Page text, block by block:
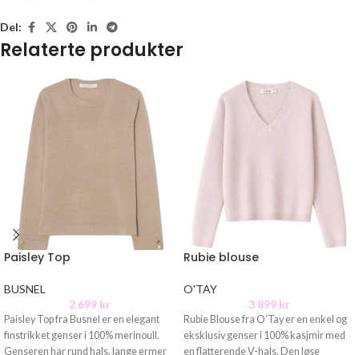
Del:
Relaterte produkter
Paisley Top
BUSNEL
2 699 kr
Paisley Top fra Busnel er en elegant
finstrikket genser i 100% merinoull.
Genseren har rund hals, lange ermer
Rubie blouse
O'TAY
3 899 kr
Rubie Blouse fra O’Tay er en enkel og
eksklusiv genser i 100% kasjmir med
en flatterende V-hals. Den løse